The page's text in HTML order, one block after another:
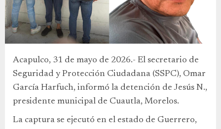
Acapulco, 31 de mayo de 2026.- El secretario de
Seguridad y Protección Ciudadana (SSPC), Omar
García Harfuch, informó la detención de Jesús N.,
presidente municipal de Cuautla, Morelos.
La captura se ejecutó en el estado de Guerrero,